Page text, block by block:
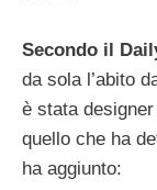
Secondo il
da sola l’abito
è stata designer
quello che ha
ha aggiunto: